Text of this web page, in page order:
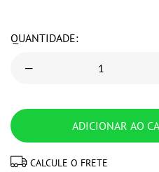
QUANTIDADE:
CALCULE O FRETE